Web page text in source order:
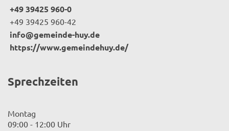
+49 39425 960-0
+49 39425 960-42
info@gemeinde-huy.de
https://www.gemeindehuy.de/
Sprechzeiten
Montag
09:00 - 12:00 Uhr